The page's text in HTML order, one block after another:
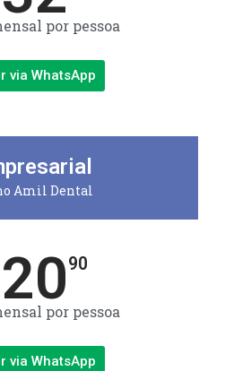
por pessoa
via WhatsApp
Amil Dental
2090
por pessoa
via WhatsApp